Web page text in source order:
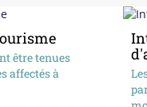
être tenues
affectés à